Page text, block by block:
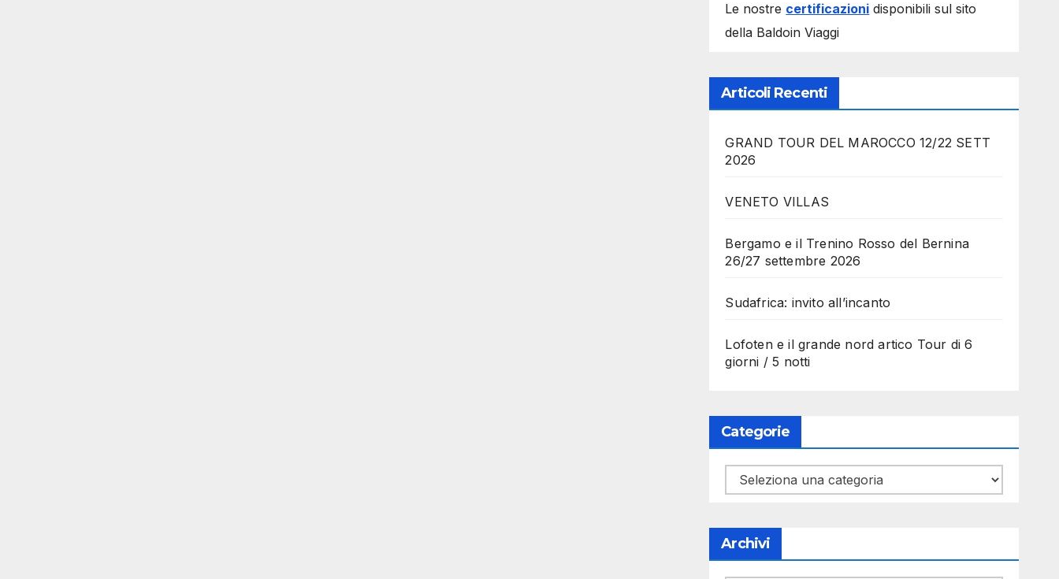
Le nostre certificazioni disponibili sul sito
della Baldoin Viaggi
Articoli Recenti
GRAND TOUR DEL MAROCCO 12/22 SETT
2026
VENETO VILLAS
Bergamo e il Trenino Rosso del Bernina
26/27 settembre 2026
Sudafrica: invito all’incanto
Lofoten e il grande nord artico Tour di 6
giorni / 5 notti
Categorie
Categorie
Archivi